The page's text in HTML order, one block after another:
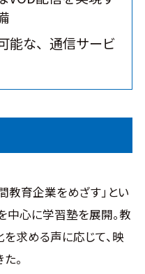
能な、通信サービ
教育企業をめざす」とい
中心に学習塾を展開。教
求める声に応じて、映
。